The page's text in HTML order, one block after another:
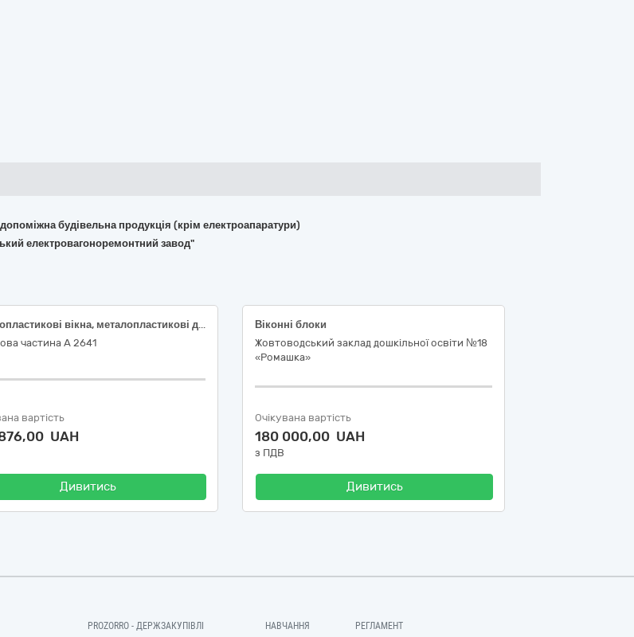
допоміжна будівельна продукція (крім електроапаратури)
електровагоноремонтний завод"
Металопластикові вікна, металопластикові двері
частина А 2641
вартість
UAH
Дивитись
Віконні блоки
Жовтоводський заклад дошкільної освіти №18
«Ромашка»
Очікувана вартість
180 000,00 UAH
з ПДВ
Дивитись
PROZORRO - ДЕРЖЗАКУПІВЛІ
НАВЧАННЯ
РЕГЛАМЕНТ